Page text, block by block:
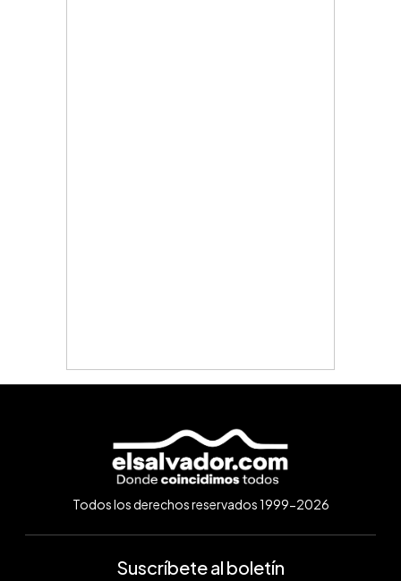
Todos los derechos reservados 1999-2026
Suscríbete al boletín